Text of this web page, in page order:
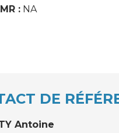
: NA
DE
Antoine